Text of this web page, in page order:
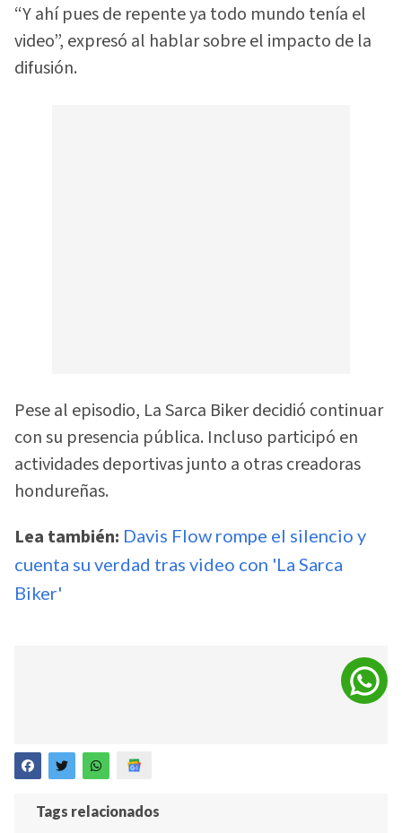
“Y ahí pues de repente ya todo mundo tenía el
video”, expresó al hablar sobre el impacto de la
difusión.
Pese al episodio, La Sarca Biker decidió continuar
con su presencia pública. Incluso participó en
actividades deportivas junto a otras creadoras
hondureñas.
Lea también: Davis Flow rompe el silencio y
cuenta su verdad tras video con 'La Sarca
Biker'
Tags relacionados